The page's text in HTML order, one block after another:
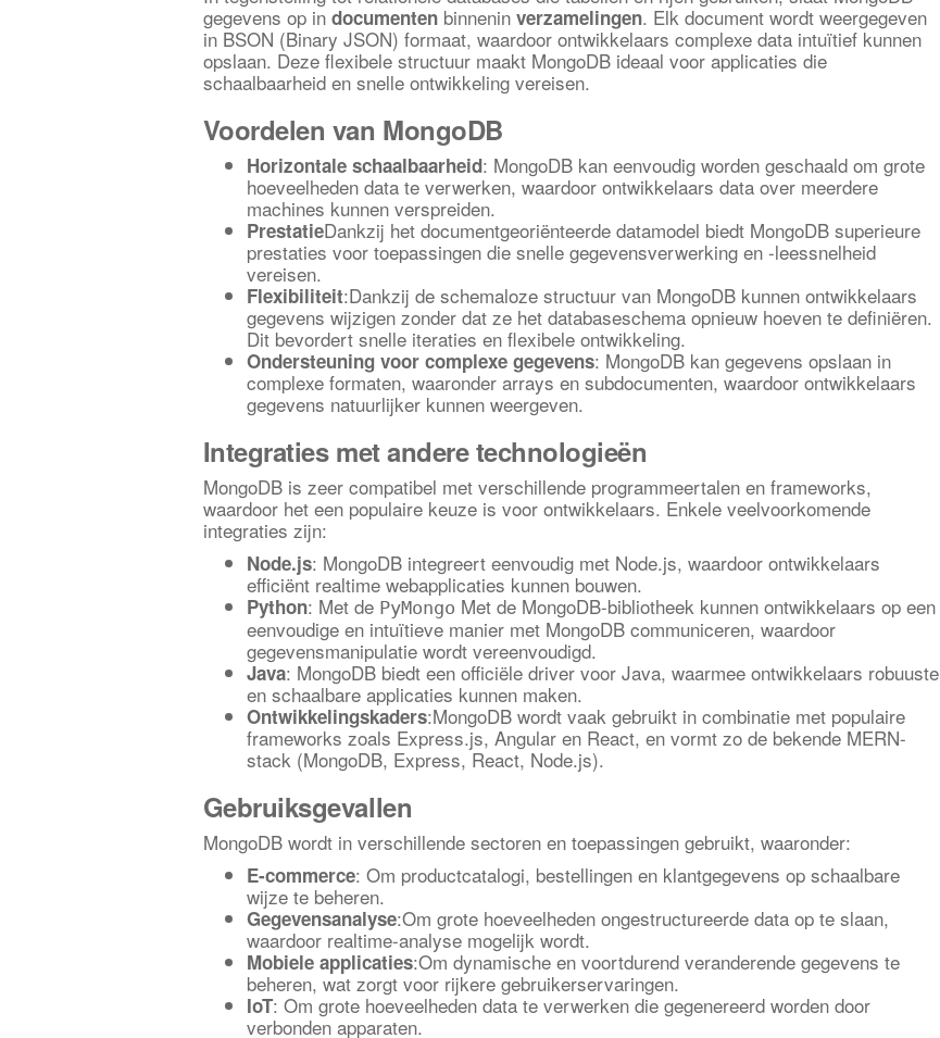
gegevens op in documentenbinnenin verzamelingen. Elk document wordt weergegeven
in BSON (Binary JSON) formaat, waardoor ontwikkelaars complexe data intuïtief kunnen
opslaan. Deze flexibele structuur maakt MongoDB ideaal voor applicaties die
schaalbaarheid en snelle ontwikkeling vereisen.
Voordelen van MongoDB
Horizontale schaalbaarheid: MongoDB kan eenvoudig worden geschaald om grote
hoeveelheden data te verwerken, waardoor ontwikkelaars data over meerdere
machines kunnen verspreiden.
PrestatieDankzij het documentgeoriënteerde datamodel biedt MongoDB superieure
prestaties voor toepassingen die snelle gegevensverwerking en -leessnelheid
vereisen.
Flexibiliteit:Dankzij de schemaloze structuur van MongoDB kunnen ontwikkelaars
gegevens wijzigen zonder dat ze het databaseschema opnieuw hoeven te definiëren.
Dit bevordert snelle iteraties en flexibele ontwikkeling.
Ondersteuning voor complexe gegevens: MongoDB kan gegevens opslaan in
complexe formaten, waaronder arrays en subdocumenten, waardoor ontwikkelaars
gegevens natuurlijker kunnen weergeven.
Integraties met andere technologieën
MongoDB is zeer compatibel met verschillende programmeertalen en frameworks,
waardoor het een populaire keuze is voor ontwikkelaars. Enkele veelvoorkomende
integraties zijn:
Node.js: MongoDB integreert eenvoudig met Node.js, waardoor ontwikkelaars
efficiënt realtime webapplicaties kunnen bouwen.
Python: Met de PyMongo Met de MongoDB-bibliotheek kunnen ontwikkelaars op een
eenvoudige en intuïtieve manier met MongoDB communiceren, waardoor
gegevensmanipulatie wordt vereenvoudigd.
Java: MongoDB biedt een officiële driver voor Java, waarmee ontwikkelaars robuuste
en schaalbare applicaties kunnen maken.
Ontwikkelingskaders:MongoDB wordt vaak gebruikt in combinatie met populaire
frameworks zoals Express.js, Angular en React, en vormt zo de bekende MERN-
stack (MongoDB, Express, React, Node.js).
Gebruiksgevallen
MongoDB wordt in verschillende sectoren en toepassingen gebruikt, waaronder:
E-commerce: Om productcatalogi, bestellingen en klantgegevens op schaalbare
wijze te beheren.
Gegevensanalyse:Om grote hoeveelheden ongestructureerde data op te slaan,
waardoor realtime-analyse mogelijk wordt.
Mobiele applicaties:Om dynamische en voortdurend veranderende gegevens te
beheren, wat zorgt voor rijkere gebruikerservaringen.
IoT: Om grote hoeveelheden data te verwerken die gegenereerd worden door
verbonden apparaten.